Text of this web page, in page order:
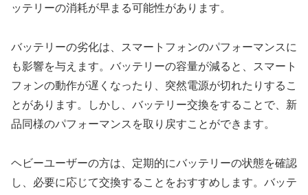
ッテリーの消耗が早まる可能性があります。
バッテリーの劣化は、スマートフォンのパフォーマンスに
も影響を与えます。バッテリーの容量が減ると、スマート
フォンの動作が遅くなったり、突然電源が切れたりするこ
とがあります。しかし、バッテリー交換をすることで、新
品同様のパフォーマンスを取り戻すことができます。
ヘビーユーザーの方は、定期的にバッテリーの状態を確認
し、必要に応じて交換することをおすすめします。バッテ